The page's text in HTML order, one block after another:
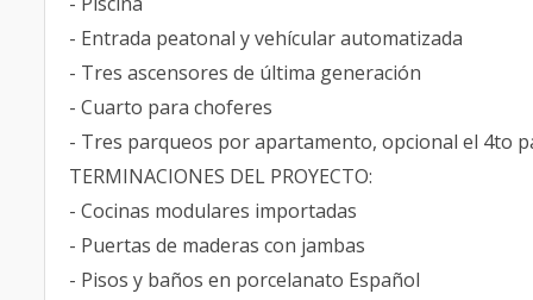
- Entrada peatonal y vehícular automatizada
- Tres ascensores de última generación
- Cuarto para choferes
- Tres parqueos por apartamento, opcional el 4to
TERMINACIONES DEL PROYECTO:
- Cocinas modulares importadas
- Puertas de maderas con jambas
- Pisos y baños en porcelanato Español